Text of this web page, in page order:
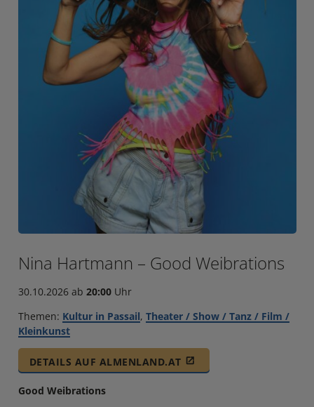
Nina Hartmann – Good Weibrations
30.10.2026 ab 20:00Uhr
Themen: Kultur in Passail, Theater / Show / Tanz / Film /
Kleinkunst
DETAILS AUF ALMENLAND.AT
Good Weibrations